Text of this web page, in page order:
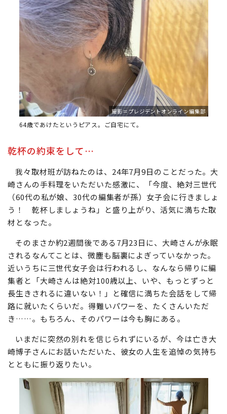
撮影＝プレジデントオンライン編集部
64歳であけたというピアス。ご自宅にて。
乾杯の約束をして…
我々取材班が訪ねたのは、24年7月9日のことだった。大
崎さんの手料理をいただいた感激に、「今度、絶対三世代
（60代の私が娘、30代の編集者が孫）女子会に行きましょ
う！ 乾杯しましょうね」と盛り上がり、活気に満ちた取
材となった。
そのまさか約2週間後である7月23日に、大崎さんが永眠
されるなんてことは、微塵も脳裏によぎっていなかった。
近いうちに三世代女子会は行われるし、なんなら帰りに編
集者と「大崎さんは絶対100歳以上、いや、もっとずっと
長生きされるに違いない！」と確信に満ちた会話をして帰
路に就いたくらいだ。得難いパワーを、たくさんいただ
き……。もちろん、そのパワーは今も胸にある。
いまだに突然の別れを信じられずにいるが、今は亡き大
崎博子さんにお話いただいた、彼女の人生を追悼の気持ち
とともに振り返りたい。